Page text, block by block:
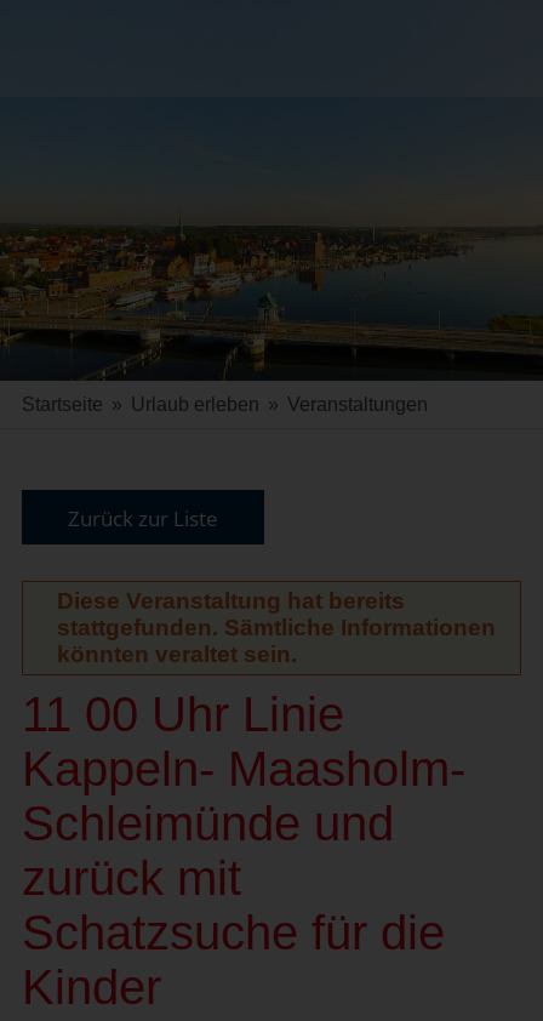
Startseite » Urlaub erleben » Veranstaltungen
Zurück zur Liste
Diese Veranstaltung hat bereits
stattgefunden. Sämtliche Informationen
könnten veraltet sein.
11 00 Uhr Linie
Kappeln- Maasholm-
Schleimünde und
zurück mit
Schatzsuche für die
Kinder